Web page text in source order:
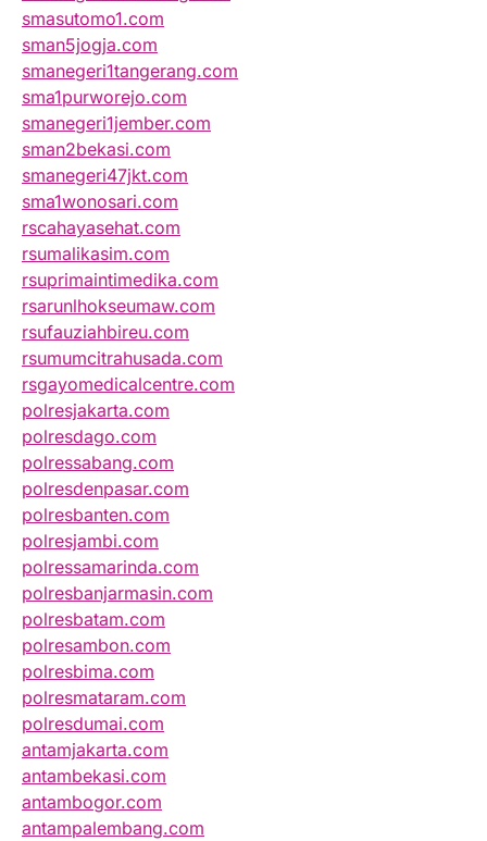
smasutomo1.com
sman5jogja.com
smanegeri1tangerang.com
sma1purworejo.com
smanegeri1jember.com
sman2bekasi.com
smanegeri47jkt.com
sma1wonosari.com
rscahayasehat.com
rsumalikasim.com
rsuprimaintimedika.com
rsarunlhokseumaw.com
rsufauziahbireu.com
rsumumcitrahusada.com
rsgayomedicalcentre.com
polresjakarta.com
polresdago.com
polressabang.com
polresdenpasar.com
polresbanten.com
polresjambi.com
polressamarinda.com
polresbanjarmasin.com
polresbatam.com
polresambon.com
polresbima.com
polresmataram.com
polresdumai.com
antamjakarta.com
antambekasi.com
antambogor.com
antampalembang.com